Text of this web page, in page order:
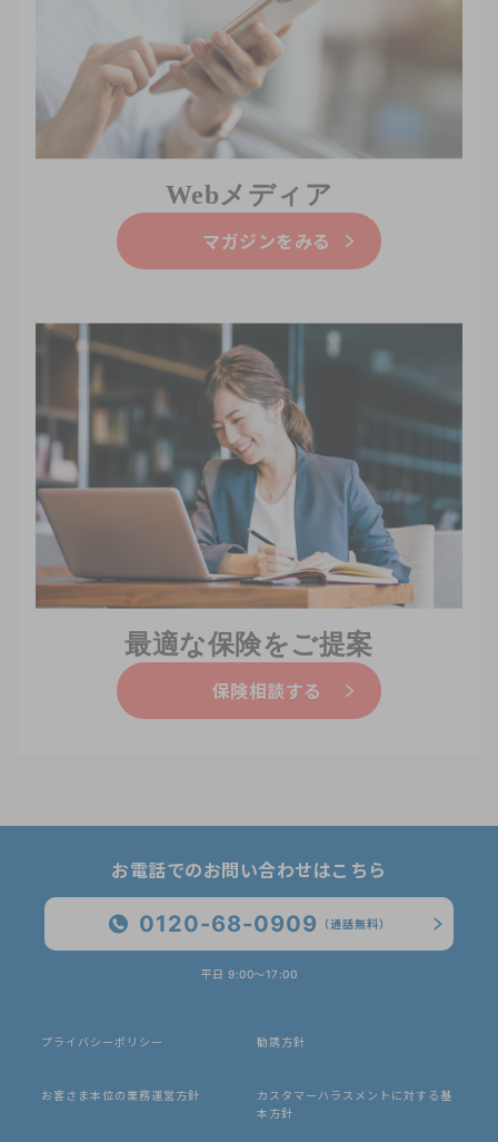
Webメディア
マガジンをみる
最適な保険をご提案
保険相談する
お電話でのお問い合わせはこちら
0120-68-0909 （通話無料）
平日 9:00〜17:00
プライバシーポリシー 勧誘方針
お客さま本位の業務運営方針
カスタマーハラスメントに対する基
本方針